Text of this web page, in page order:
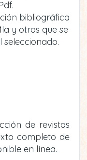
bibliográfica
y otros que se
seleccionado.
de revistas
completo de
en línea.